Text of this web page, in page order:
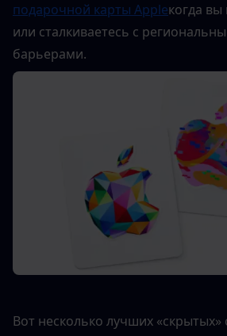
подарочной карты Appleкогда вы
или сталкиваетесь с
барьерами.
Вот несколько лучших «скрытых»